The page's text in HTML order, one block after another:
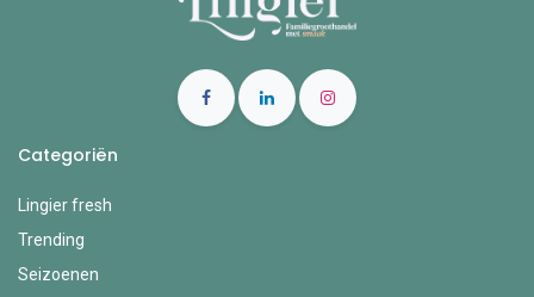
Categoriën
Lingier fresh
Trending
Seizoenen